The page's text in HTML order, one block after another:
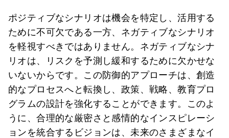
ポジティブなシナリオは機会を特定し、活用する
ために不可欠である一方、ネガティブなシナリオ
を軽視すべきではありません。ネガティブなシナ
リオは、リスクを予測し緩和するために欠かせな
いないからです。この防御的アプローチは、創造
的なプロセスへと転換し、政策、戦略、教育プロ
グラムの設計を強化することができます。このよ
うに、合理的な厳密さと感情的なインスピレーシ
ョンを統合するビジョンは、未来のさまざまなイ